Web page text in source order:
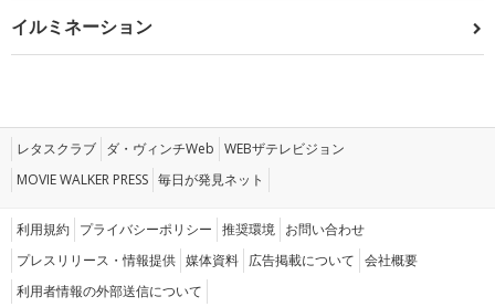
イルミネーション
レタスクラブ ダ・ヴィンチWeb WEBザテレビジョン
MOVIE WALKER PRESS 毎日が発見ネット
利用規約 プライバシーポリシー 推奨環境 お問い合わせ
プレスリリース・情報提供 媒体資料 広告掲載について 会社概要
利用者情報の外部送信について